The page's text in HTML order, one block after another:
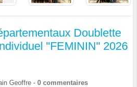
Doublette
"FEMININ" 2026
Geoffre - 0 commentaires